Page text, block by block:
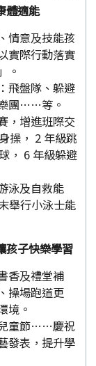
體適能
情意及技能孩
實際行動落實
。
飛盤隊、躲避
團……等。
，增進班際交
操， 2 年級跳
， 6 年級躲避
泳及自救能
舉行小泳士能
孩子快樂學習
香及禮堂補
操場跑道更
境。
童節……慶祝
發表，提升學